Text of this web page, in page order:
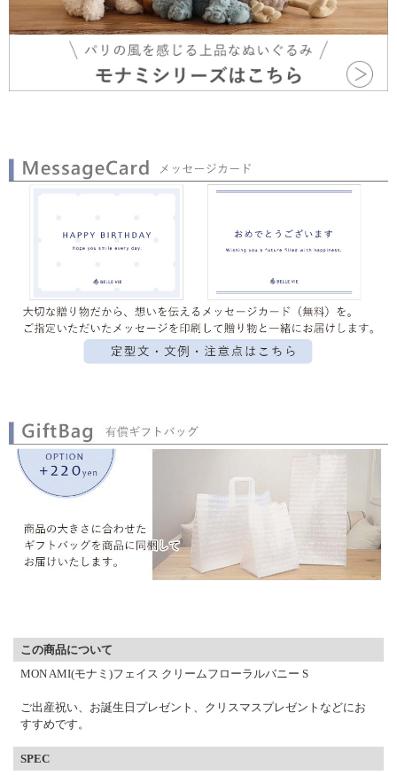
この商品について
MON AMI(モナミ)フェイス クリームフローラルバニー S
ご出産祝い、お誕生日プレゼント、クリスマスプレゼントなどにお
すすめです。
SPEC